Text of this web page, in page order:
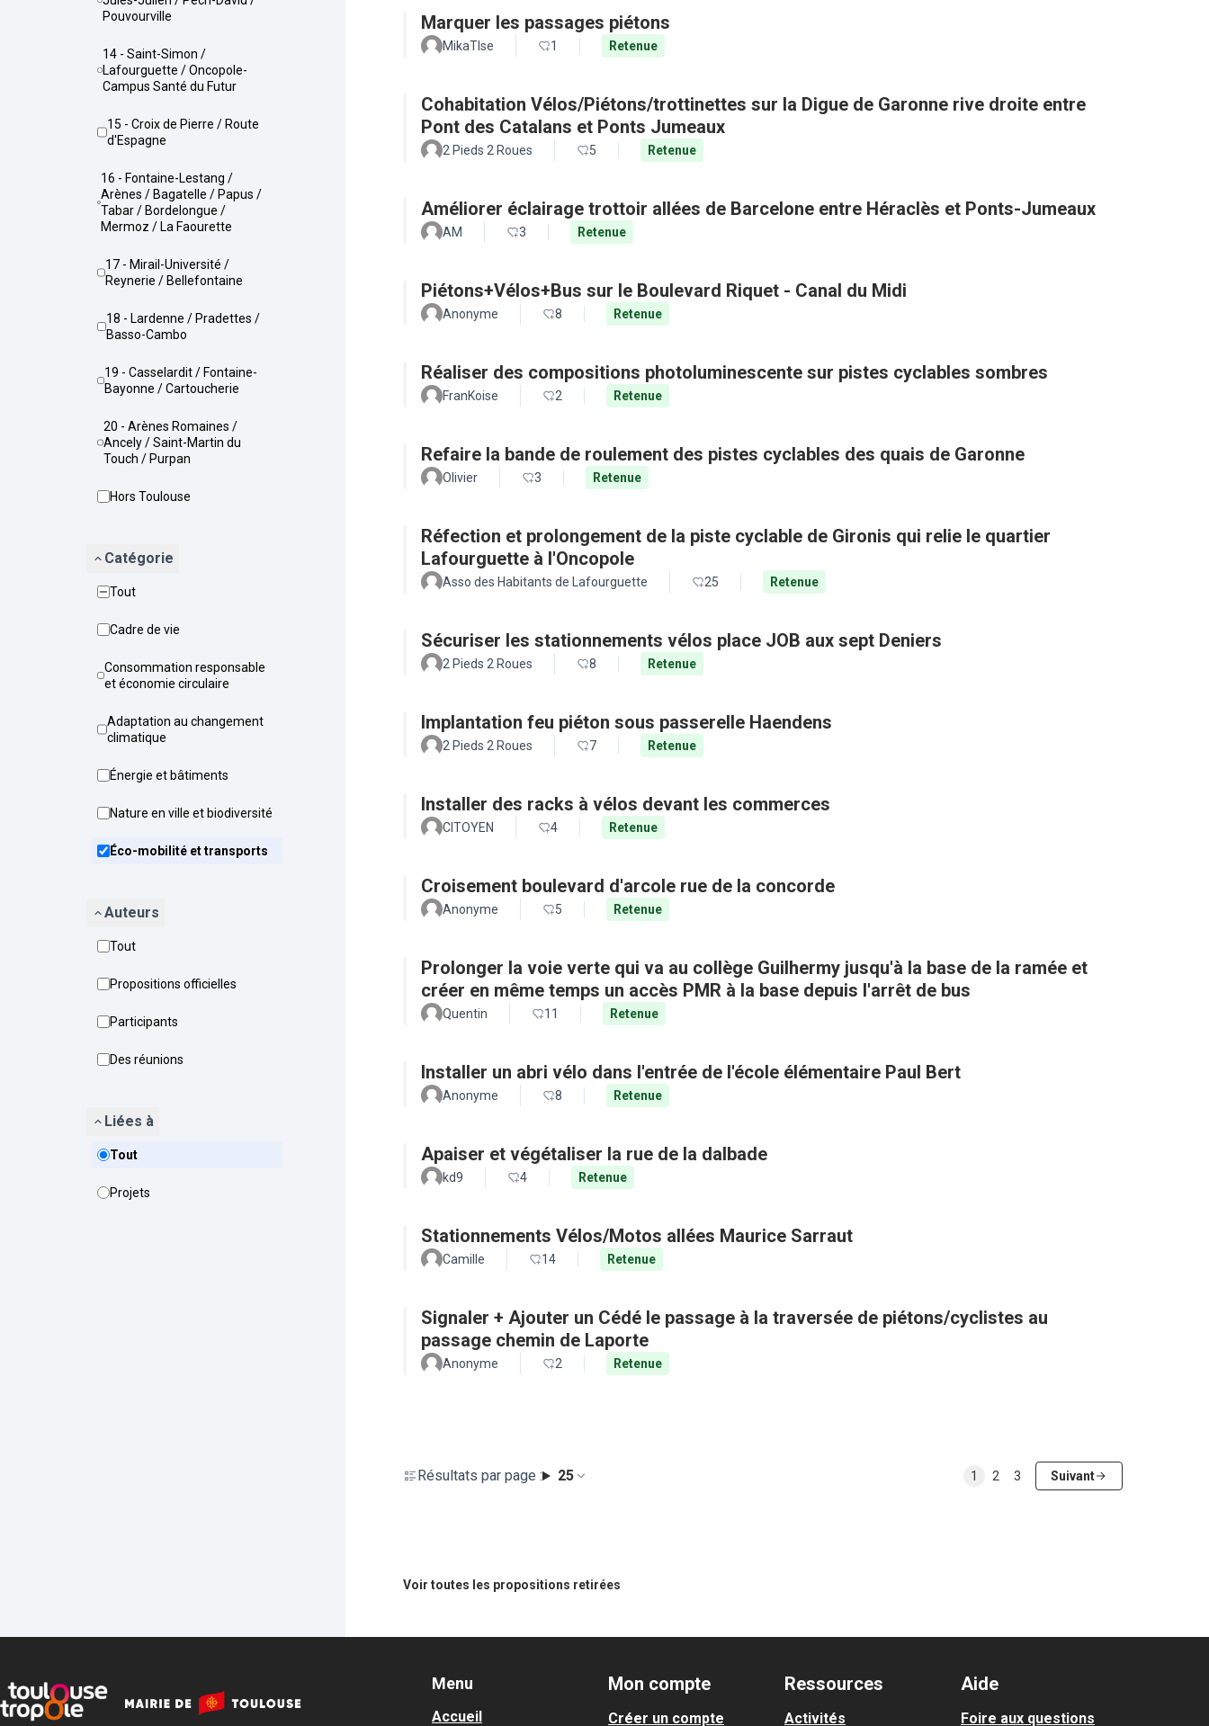
Pouvourville
14 - Saint-Simon /
Lafourguette / Oncopole-
Campus Santé du Futur
15 - Croix de Pierre / Route
d'Espagne
16 - Fontaine-Lestang /
Arènes / Bagatelle / Papus /
Tabar / Bordelongue /
Mermoz / La Faourette
17 - Mirail-Université /
Reynerie / Bellefontaine
18 - Lardenne / Pradettes /
Basso-Cambo
19 - Casselardit / Fontaine-
Bayonne / Cartoucherie
20 - Arènes Romaines /
Ancely / Saint-Martin du
Touch / Purpan
Hors Toulouse
Catégorie
Tout
Cadre de vie
Consommation responsable
et économie circulaire
Adaptation au changement
climatique
Énergie et bâtiments
Nature en ville et biodiversité
Éco-mobilité et transports
Auteurs
Tout
Propositions officielles
Participants
Des réunions
Liées à
Tout
Projets
Marquer les passages piétons
MikaTlse 1 Retenue
Cohabitation Vélos/Piétons/trottinettes sur la Digue de Garonne rive droite entre
Pont des Catalans et Ponts Jumeaux
2 Pieds 2 Roues 5 Retenue
Améliorer éclairage trottoir allées de Barcelone entre Héraclès et Ponts-Jumeaux
AM 3 Retenue
Piétons+Vélos+Bus sur le Boulevard Riquet - Canal du Midi
Anonyme 8 Retenue
Réaliser des compositions photoluminescente sur pistes cyclables sombres
FranKoise 2 Retenue
Refaire la bande de roulement des pistes cyclables des quais de Garonne
Olivier 3 Retenue
Réfection et prolongement de la piste cyclable de Gironis qui relie le quartier
Lafourguette à l'Oncopole
Asso des Habitants de Lafourguette 25 Retenue
Sécuriser les stationnements vélos place JOB aux sept Deniers
2 Pieds 2 Roues 8 Retenue
Implantation feu piéton sous passerelle Haendens
2 Pieds 2 Roues 7 Retenue
Installer des racks à vélos devant les commerces
CITOYEN 4 Retenue
Croisement boulevard d'arcole rue de la concorde
Anonyme 5 Retenue
Prolonger la voie verte qui va au collège Guilhermy jusqu'à la base de la ramée et
créer en même temps un accès PMR à la base depuis l'arrêt de bus
Quentin 11 Retenue
Installer un abri vélo dans l'entrée de l'école élémentaire Paul Bert
Anonyme 8 Retenue
Apaiser et végétaliser la rue de la dalbade
kd9 4 Retenue
Stationnements Vélos/Motos allées Maurice Sarraut
Camille 14 Retenue
Signaler + Ajouter un Cédé le passage à la traversée de piétons/cyclistes au
passage chemin de Laporte
Anonyme 2 Retenue
Résultats par page : 25 1 2 3 Suivant
Voir toutes les propositions retirées
Menu
Accueil
Mon compte
Créer un compte
Ressources
Activités
Aide
Foire aux questions